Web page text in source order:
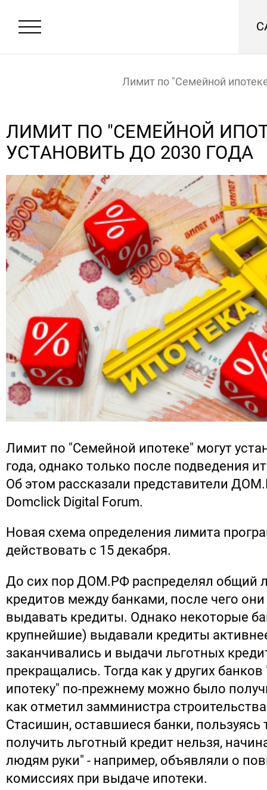
Лимит по "Семейной
ЛИМИТ ПО "СЕМЕЙНОЙ
УСТАНОВИТЬ ДО 2030 ГОДА
Лимит по "Семейной ипотеке" могут
года, однако только после подведения
Об этом рассказали представители
Domclick Digital Forum.
Новая схема определения лимита
действовать с 15 декабря.
До сих пор ДОМ.РФ распределял общий
кредитов между банками, после чего
выдавать кредиты. Однако некоторые
крупнейшие) выдавали кредиты
заканчивались и выдачи льготных
прекращались. Тогда как у других
ипотеку" по-прежнему можно было
как отметил замминистра
Стасишин, оставшиеся банки, пользуясь
получить льготный кредит нельзя,
людям руки" - например, объявляли о
комиссиях при выдаче ипотеки.